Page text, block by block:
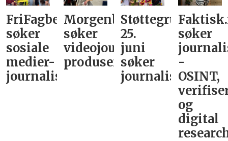
FriFagbevegelse
søker
sosiale
medier-
journalist
Morgenbladet
søker
videojournalist/podkast-
produsent
Støttegruppa
25.
juni
søker
journalist
søker
-
OSINT,
og
digital